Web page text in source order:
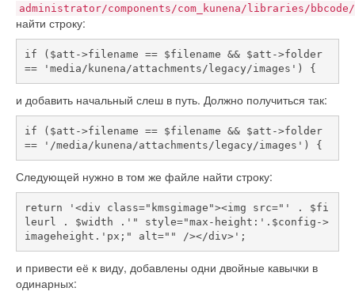
administrator/components/com_kunena/libraries/bbcode/
найти строку:
if ($att->filename == $filename && $att->folder
и добавить начальный слеш в путь. Должно получиться так:
if ($att->filename == $filename && $att->folder
Следующей нужно в том же файле найти строку:
return '<div class="kmsgimage"><img src="' . $fi
leurl . $width .'" style="max-height:'.$config->
imageheight.'px;" alt="" /></div>';
и привести её к виду, добавлены одни двойные кавычки в
одинарных: